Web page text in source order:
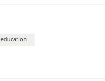
education